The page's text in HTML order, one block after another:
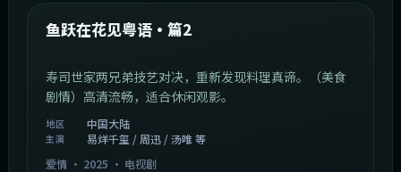
最新
鱼跃在花见粤语·篇2
寿司世家两兄弟技艺对决，重新发现料理真谛。（美食
剧情）高清流畅，适合休闲观影。
地区 中国大陆
主演
易烊千玺 / 周迅 / 汤唯 等
爱情· 2025 · 电视剧